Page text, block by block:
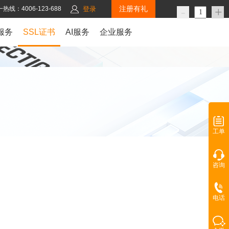
热线：4006-123-688 登录 注册有礼
务 SSL证书 AI服务 企业服务
工单
咨询
电话
+